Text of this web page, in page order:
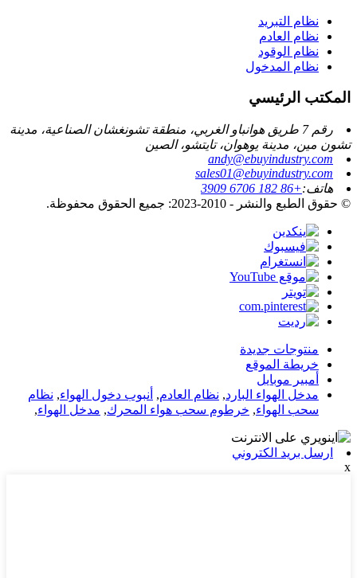
نظام التبريد
نظام العادم
نظام الوقود
نظام المدخول
المكتب الرئيسي
رقم 7 طريق هوانباو الغربي، منطقة تشونغشان الصناعية، مدينة
تشون مين، مدينة يوهوان، تايتشو، الصين
andy@ebuyindustry.com
sales01@ebuyindustry.com
هاتف:+86 182 6706 3909
© حقوق الطبع والنشر - 2010-2023: جميع الحقوق محفوظة.
منتوجات جديدة
خريطة الموقع
أمبير موبايل
مدخل الهواء البارد, نظام العادم, أنبوب دخول الهواء, نظام
سحب الهواء, خرطوم سحب هواء المحرك, مدخل الهواء,
ارسل بريد الكتروني
x